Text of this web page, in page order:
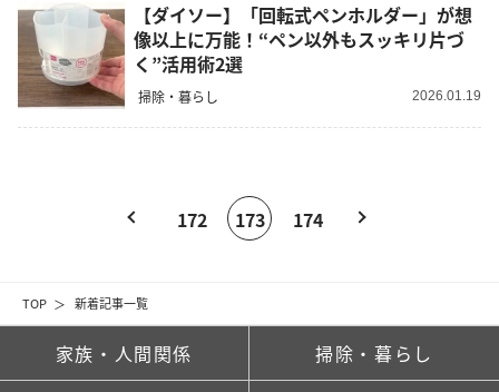
TOP 新着記事一覧
【ダイソー】「回転式ペンホルダー」が想
像以上に万能！“ペン以外もスッキリ片づ
く”活用術2選
掃除・暮らし 2026.01.19
172 173 174
家族・人間関係 掃除・暮らし